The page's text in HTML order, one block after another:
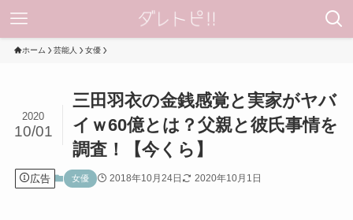
ホーム 芸能人 女優
三田羽衣の金銭感覚と実家がヤバ
イｗ60億とは？父親と彼氏事情を
調査！【今くら】
2020
10/01
広告 女優 2018年10月24日 2020年10月1日